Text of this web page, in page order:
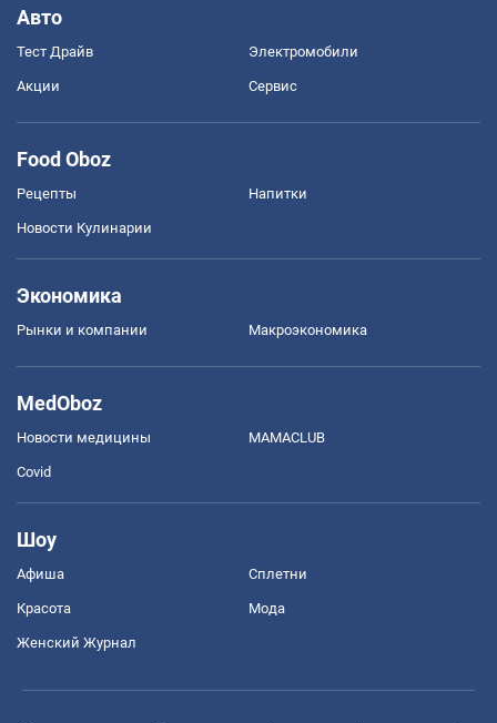
Авто
Тест Драйв Электромобили
Акции Сервис
Food Oboz
Рецепты Напитки
Новости Кулинарии
Экономика
Рынки и компании Mакроэкономика
MedOboz
Новости медицины MAMACLUB
Covid
Шоу
Афиша Сплетни
Красота Мода
Женский Журнал